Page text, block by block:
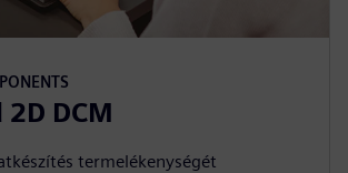
2D DCM
termelékenységét